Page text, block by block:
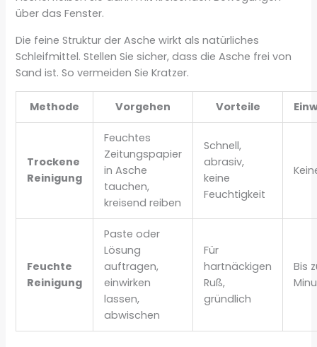
über das Fenster.
Die feine Struktur der Asche wirkt als natürliches
Schleifmittel. Stellen Sie sicher, dass die Asche frei von
Sand ist. So vermeiden Sie Kratzer.
Methode Vorgehen Vorteile
Trockene
Reinigung
Feuchtes
Zeitungspapier
in Asche
tauchen,
kreisend reiben
Schnell,
abrasiv,
keine
Feuchtigkeit
Feuchte
Reinigung
Paste oder
Lösung
auftragen,
einwirken
lassen,
abwischen
Für
hartnäckigen
Ruß,
gründlich
Bis